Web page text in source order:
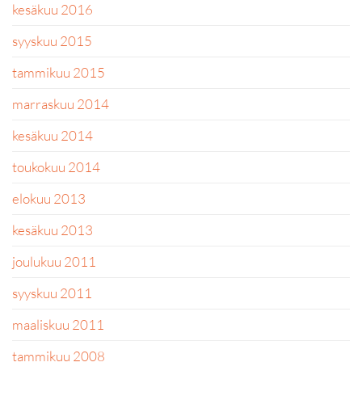
kesäkuu 2016
syyskuu 2015
tammikuu 2015
marraskuu 2014
kesäkuu 2014
toukokuu 2014
elokuu 2013
kesäkuu 2013
joulukuu 2011
syyskuu 2011
maaliskuu 2011
tammikuu 2008